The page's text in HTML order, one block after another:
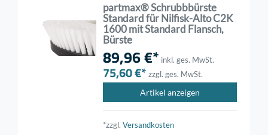
partmax® Schrubbbürste
Standard für Nilfisk-Alto C2K
1600 mit Standard Flansch,
Bürste
89,96 €* inkl. ges. MwSt.
75,60 €* zzgl. ges. MwSt.
Artikel anzeigen
*zzgl.Versandkosten